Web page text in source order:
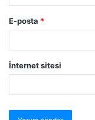
E-posta *
İnternet sitesi